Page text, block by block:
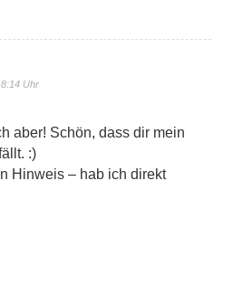
Uhr
aber! Schön, dass dir mein
:)
Hinweis – hab ich direkt